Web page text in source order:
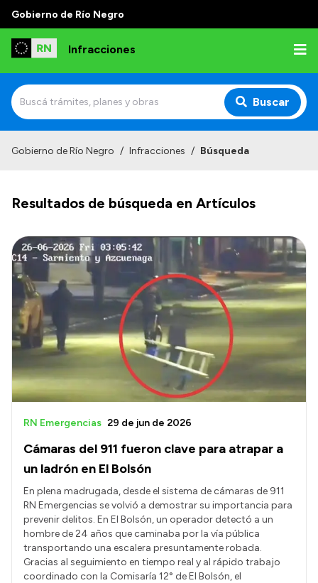
Gobierno de Río Negro
Infracciones
Buscar
Competencias
Autoridades
Normativa
Institucional
Misión
Autoridades
Delegaciones
Normativa
Gobierno de Río Negro / Infracciones / Búsqueda
Resultados de búsqueda en Artículos
Cámaras del 911 fueron clave para atrapar a
un ladrón en El Bolsón
RN Emergencias 29 de jun de 2026
En plena madrugada, desde el sistema de cámaras de 911
RN Emergencias se volvió a demostrar su importancia para
prevenir delitos. En El Bolsón, un operador detectó a un
hombre de 24 años que caminaba por la vía pública
transportando una escalera presuntamente robada.
Gracias al seguimiento en tiempo real y al rápido trabajo
coordinado con la Comisaría 12° de El Bolsón, el